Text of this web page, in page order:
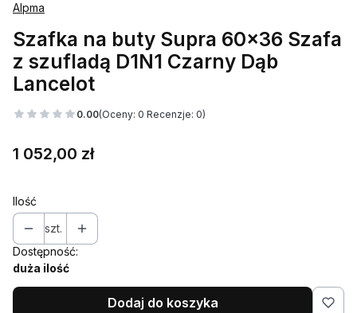
Alpma
Szafka na buty Supra 60x36 Szafa
z szufladą D1N1 Czarny Dąb
Lancelot
0.00(Oceny: 0 Recenzje: 0)
Cena
1 052,00 zł
Ilość
szt.
Dostępność:
duża ilość
Dodaj do koszyka